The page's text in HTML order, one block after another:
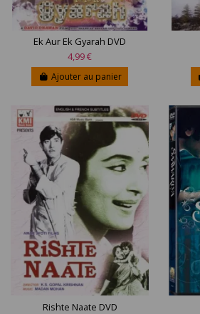
Ek Aur Ek Gyarah DVD
4,99 €
Ajouter au panier
Rishte Naate DVD